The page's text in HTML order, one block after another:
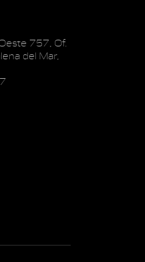
757, Of.
del Mar,